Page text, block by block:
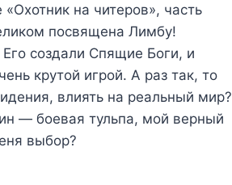
на читеров», часть
посвящена Лимбу!
создали Спящие Боги, и
крутой игрой. А раз так, то
влиять на реальный мир?
— боевая тульпа, мой верный
выбор?